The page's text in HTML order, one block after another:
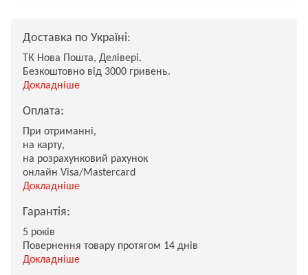
Доставка по Україні:
ТК Нова Пошта, Делівері.
Безкоштовно від 3000 гривень.
Докладніше
Оплата:
При отриманні,
на карту,
на розрахунковий рахунок
онлайн Visa/Mastercard
Докладніше
Гарантія:
5 років
Повернення товару протягом 14 днів
Докладніше